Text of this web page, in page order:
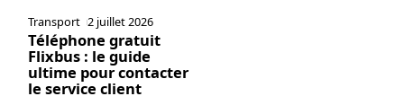
Transport 2 juillet 2026
Téléphone gratuit
Flixbus : le guide
ultime pour contacter
le service client